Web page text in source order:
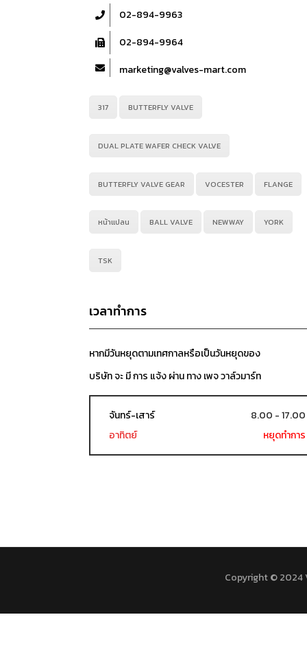
02-894-9963
02-894-9964
marketing@valves-mart.com
317 BUTTERFLY VALVE
DUAL PLATE WAFER CHECK VALVE
BUTTERFLY VALVE GEAR VOCESTER FLANGE
หน้าแปลน BALL VALVE NEWWAY YORK
TSK
เวลาทำการ
หากมีวันหยุดตามเทศกาลหรือเป็นวันหยุดของ
บริษัท จะ มี การ แจ้ง ผ่าน ทาง เพจ วาล์วมาร์ท
จันทร์-เสาร์
8.00 - 17.00
อาทิตย์
หยุดทำการ
Copyright © 2024